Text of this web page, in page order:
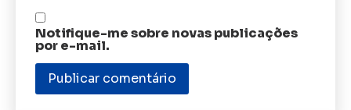
Notifique-me sobre novas publicações
por e-mail.